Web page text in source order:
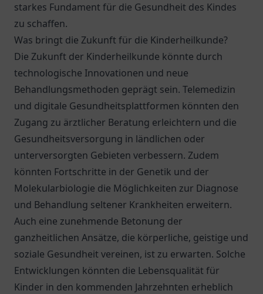
starkes Fundament für die Gesundheit des Kindes
zu schaffen.
Was bringt die Zukunft für die Kinderheilkunde?
Die Zukunft der Kinderheilkunde könnte durch
technologische Innovationen und neue
Behandlungsmethoden geprägt sein. Telemedizin
und digitale Gesundheitsplattformen könnten den
Zugang zu ärztlicher Beratung erleichtern und die
Gesundheitsversorgung in ländlichen oder
unterversorgten Gebieten verbessern. Zudem
könnten Fortschritte in der Genetik und der
Molekularbiologie die Möglichkeiten zur Diagnose
und Behandlung seltener Krankheiten erweitern.
Auch eine zunehmende Betonung der
ganzheitlichen Ansätze, die körperliche, geistige und
soziale Gesundheit vereinen, ist zu erwarten. Solche
Entwicklungen könnten die Lebensqualität für
Kinder in den kommenden Jahrzehnten erheblich